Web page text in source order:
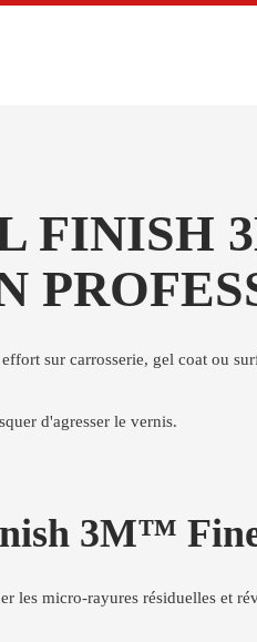
FINISH
effort sur carrosserie, gel coat ou
d'agresser le vernis.
3M™
micro-rayures résiduelles et